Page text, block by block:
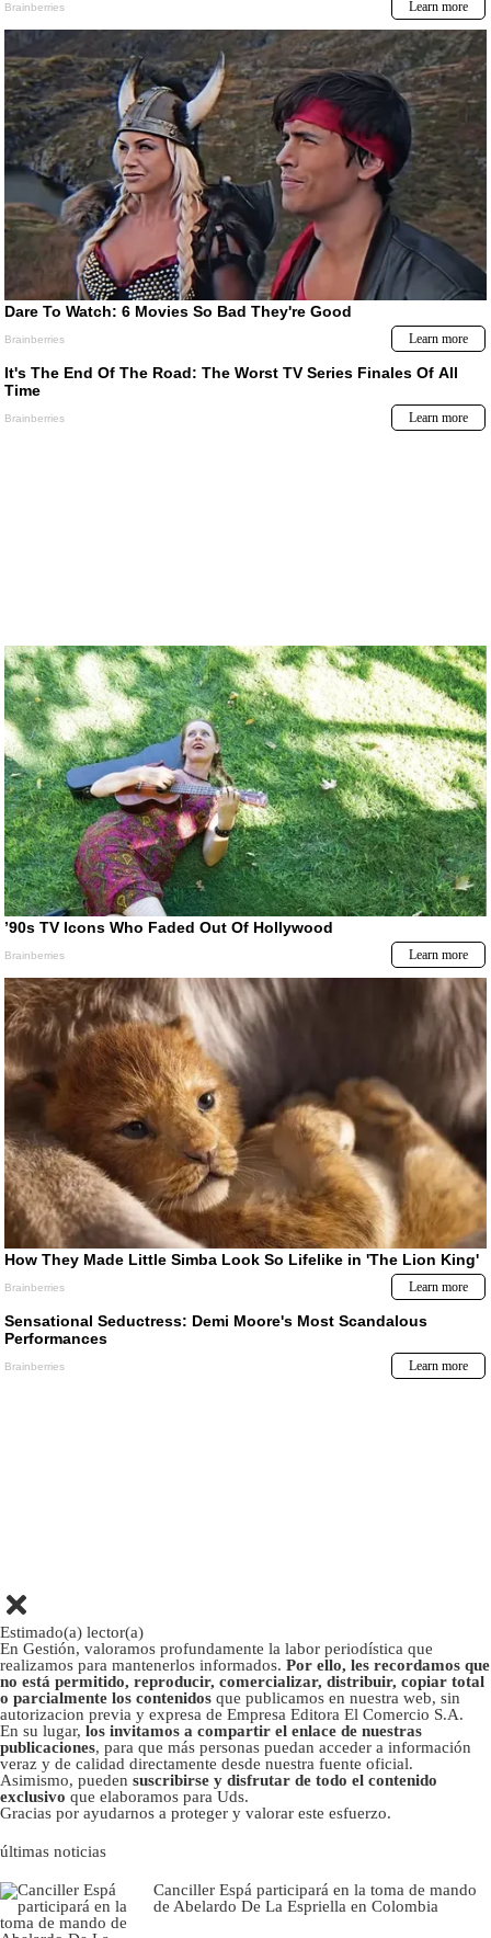
Estimado(a) lector(a)
En Gestión, valoramos profundamente la labor periodística que
realizamos para mantenerlos informados. Por ello, les recordamos que
no está permitido, reproducir, comercializar, distribuir, copiar total
o parcialmente los contenidos que publicamos en nuestra web, sin
autorizacion previa y expresa de Empresa Editora El Comercio S.A.
En su lugar, los invitamos a compartir el enlace de nuestras
publicaciones, para que más personas puedan acceder a información
veraz y de calidad directamente desde nuestra fuente oficial.
Asimismo, pueden suscribirse y disfrutar de todo el contenido
exclusivo que elaboramos para Uds.
Gracias por ayudarnos a proteger y valorar este esfuerzo.
últimas noticias
Canciller Espá participará en la toma de mando
de Abelardo De La Espriella en Colombia